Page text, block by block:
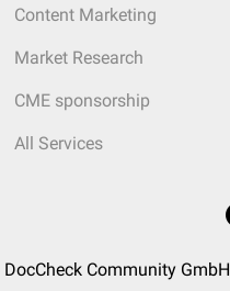
Content Marketing
Market Research
CME sponsorship
All Services
Community GmbH